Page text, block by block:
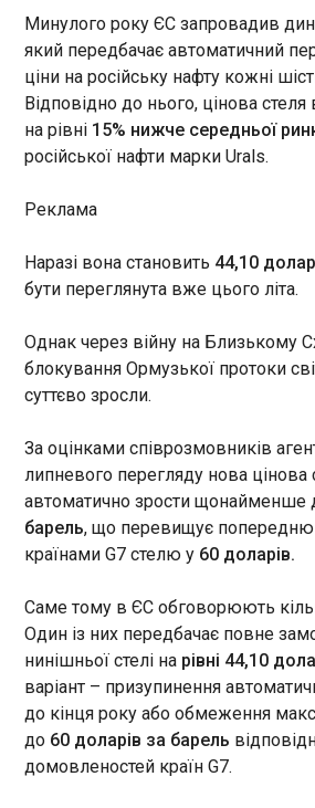
інтеграцію
російську
зростання
енергоносії
Ірані. Про це повідомляє
Bloomberg із посиланням на
джерела,
перебігом
ЧИТАТЬ
В середу в Україні не
відключення електроенергії
22:50:42
ЧИТАТЬ
ДПС виявила масштабну
компаній
22:50:42
Державна
України
кордон. Як
ДПСУ , понад
компаній
операції на
198 млрд грн
зникли.
ЧИТАТЬ
"Укренерго": завтра в Україні
світла не прогнозують
22:50:41
У суботу, 30
обмеження
Минулого року ЄС запровадив
який передбачає автоматичний
ціни на російську нафту кожні
Відповідно до нього, цінова
на рівні 15% нижче середньої
російської нафти марки Urals.
Реклама
Наразі вона становить 44,10
бути переглянута вже цього літа.
Однак через війну на Близькому
блокування Ормузької протоки
суттєво зросли.
За оцінками співрозмовників
липневого перегляду нова цінова
автоматично зрости щонайменше
барель, що перевищує
країнами G7 стелю у 60 доларів.
Саме тому в ЄС обговорюють
Один із них передбачає повне
нинішньої стелі на рівні 44,10
варіант – призупинення
до кінця року або обмеження
до 60 доларів за барель
домовленостей країн G7.